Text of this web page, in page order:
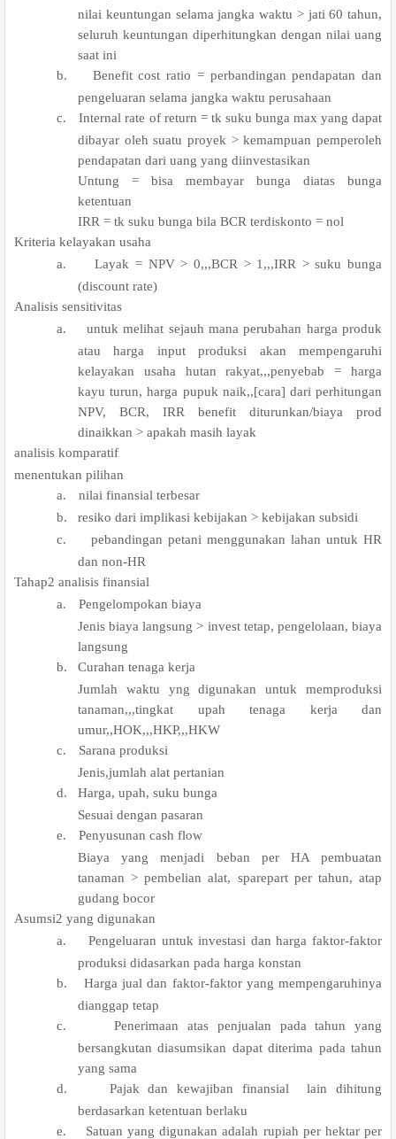
nilai keuntungan selama jangka waktu > jati 60 tahun,
seluruh keuntungan diperhitungkan dengan nilai uang
saat ini
b.
Benefit cost ratio = perbandingan pendapatan dan
pengeluaran selama jangka waktu perusahaan
c.
Internal rate of return = tk suku bunga max yang dapat
dibayar oleh suatu proyek > kemampuan pemperoleh
pendapatan dari uang yang diinvestasikan
Untung = bisa membayar bunga diatas bunga
ketentuan
IRR = tk suku bunga bila BCR terdiskonto = nol
Kriteria kelayakan usaha
a.
Layak = NPV > 0,,,BCR > 1,,,IRR > suku bunga
(discount rate)
Analisis sensitivitas
a.
untuk melihat sejauh mana perubahan harga produk
atau harga input produksi akan mempengaruhi
kelayakan usaha hutan rakyat,,,penyebab = harga
kayu turun, harga pupuk naik,,[cara] dari perhitungan
NPV, BCR, IRR benefit diturunkan/biaya prod
dinaikkan > apakah masih layak
analisis komparatif
menentukan pilihan
a.
nilai finansial terbesar
b.
resiko dari implikasi kebijakan > kebijakan subsidi
c.
pebandingan petani menggunakan lahan untuk HR
dan non-HR
Tahap2 analisis finansial
a.
Pengelompokan biaya
Jenis biaya langsung > invest tetap, pengelolaan, biaya
langsung
b.
Curahan tenaga kerja
Jumlah waktu yng digunakan untuk memproduksi
tanaman,,,tingkat upah tenaga kerja dan
umur,,HOK,,,HKP,,,HKW
c.
Sarana produksi
Jenis,jumlah alat pertanian
d.
Harga, upah, suku bunga
Sesuai dengan pasaran
e.
Penyusunan cash flow
Biaya yang menjadi beban per HA pembuatan
tanaman > pembelian alat, sparepart per tahun, atap
gudang bocor
Asumsi2 yang digunakan
a.
Pengeluaran untuk investasi dan harga faktor-faktor
produksi didasarkan pada harga konstan
b.
Harga jual dan faktor-faktor yang mempengaruhinya
dianggap tetap
c.
Penerimaan atas penjualan pada tahun yang
bersangkutan diasumsikan dapat diterima pada tahun
yang sama
d.
Pajak dan kewajiban finansial lain dihitung
berdasarkan ketentuan berlaku
e.
Satuan yang digunakan adalah rupiah per hektar per